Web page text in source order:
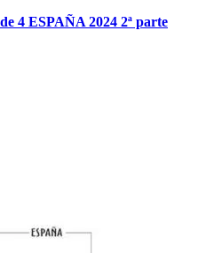
4 ESPAÑA 2024 2ª parte